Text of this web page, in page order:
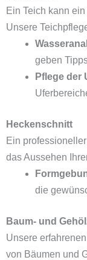
Ein Teich kann
Unsere
geben
Pflege der
Heckenschnitt
Ein
das Aussehen
die
Baum- und
Unsere
von Bäumen und